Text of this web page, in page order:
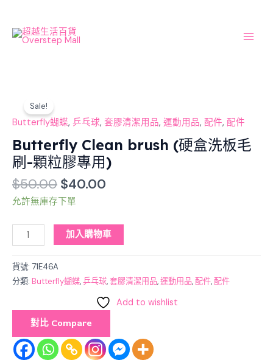
content
Sale!
Butterfly蝴蝶, 乒乓球, 套膠清潔用品, 運動用品, 配件, 配件
Butterfly Clean brush (硬盒洗板毛
刷-顆粒膠專用)
$50.00
was:
$50.00.
$40.00
is:
$40.00.
允許無庫存下單
Clean
brush
盒
洗
板
毛
刷-
顆
膠
專
用)
量
加入購物車
貨號: 71E46A
分類: Butterfly蝴蝶,乒乓球,套膠清潔用品,運動用品,配件,配件
Add to wishlist
對比 Compare